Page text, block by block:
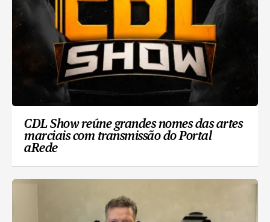
CDL Show reúne grandes nomes das artes
marciais com transmissão do Portal
aRede